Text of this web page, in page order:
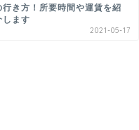
行き方！所要時間や運賃を紹
します
2021-05-17